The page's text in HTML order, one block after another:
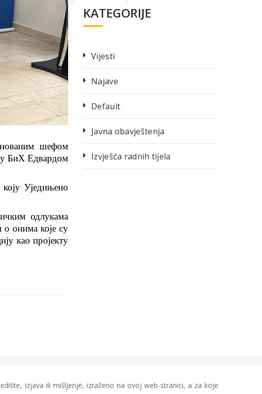
шефом
у БиХ Едвардом
Уједињено
одлукама
онима које су
као пројекту
KATEGORIJE
Vijesti
Najave
Default
Javna obavještenja
Izvješća radnih tijela
izjava ili mišljenje, izraženo na ovoj web-stranici, a za koje